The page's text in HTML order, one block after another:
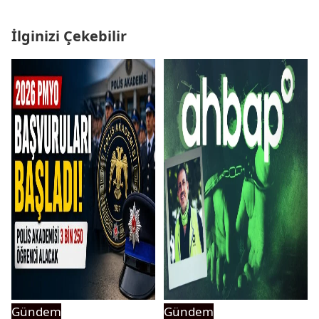
İlginizi Çekebilir
Gündem Gündem